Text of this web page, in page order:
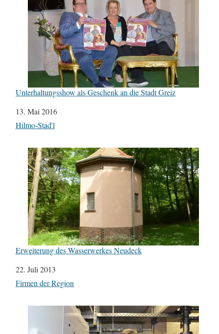
Unterhaltungsshow als Geschenk an die Stadt Greiz
Datum
13. Mai 2016
In Bezug auf
Hilmo-Stad'l
Erweiterung des Wasserwerkes Neudeck
Datum
22. Juli 2013
In Bezug auf
Firmen der Region